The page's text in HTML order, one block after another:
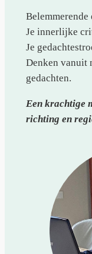
Je innerlijke
Je
Denken vanuit
gedachten.
Een krachtige
richting en